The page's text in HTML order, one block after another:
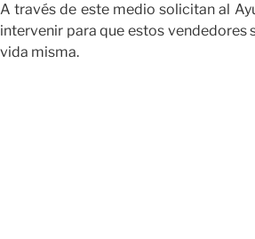
A través de este medio solicitan al
intervenir para que estos vendedores
vida misma.